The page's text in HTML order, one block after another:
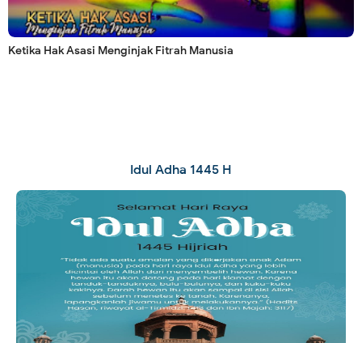
Ketika Hak Asasi Menginjak Fitrah Manusia
Idul Adha 1445 H